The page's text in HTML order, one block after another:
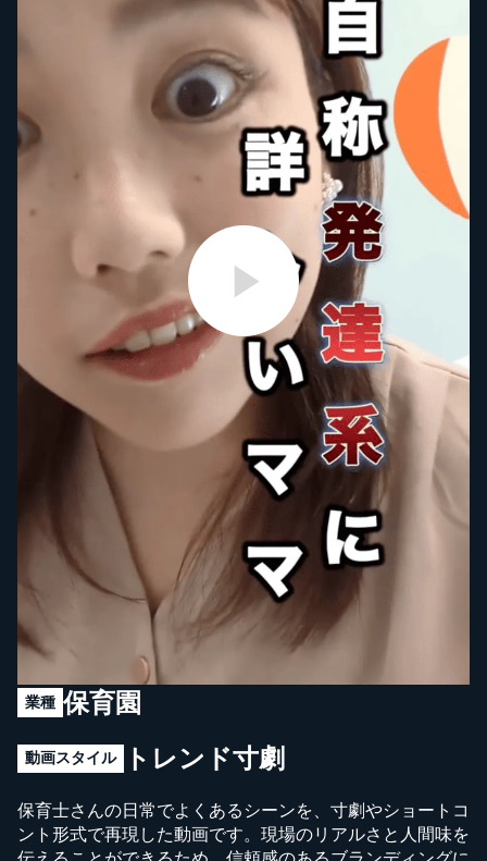
業種 保育園
動画スタイル トレンド寸劇
保育士さんの日常でよくあるシーンを、寸劇やショートコ
ント形式で再現した動画です。現場のリアルさと人間味を